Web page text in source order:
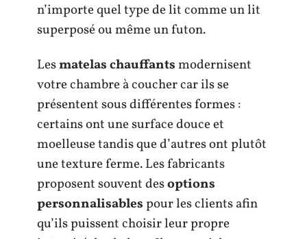
n’importe quel type de lit comme un lit
superposé ou même un futon.
Lesmatelas chauffantsmodernisent
votre chambre à coucher car ils se
présentent sous différentes formes :
certains ont une surface douce et
moelleuse tandis que d’autres ont plutôt
une texture ferme. Les fabricants
proposent souvent desoptions
personnalisablespour les clients afin
qu’ils puissent choisir leur propre